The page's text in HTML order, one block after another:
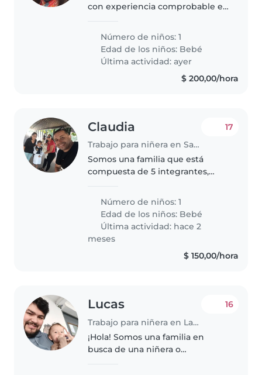
con experiencia comprobable en
especialmente que sea una
persona responsable, cariñosa,
paciente..
Número de niños: 1
Edad de los niños: Bebé
Última actividad: ayer
$ 200,00/hora
Claudia
Trabajo para niñera en Salinas
17
Somos una familia que está
compuesta de 5 integrantes,
años( que va a la escuela), el
bebe que hoy tiene 2 meses (
por quien estamos en esta app)
Número de niños: 1
Edad de los niños: Bebé
Última actividad: hace 2
meses
$ 150,00/hora
Lucas
Trabajo para niñera en Las Piedras
16
¡Hola! Somos una familia en
busca de una niñera o